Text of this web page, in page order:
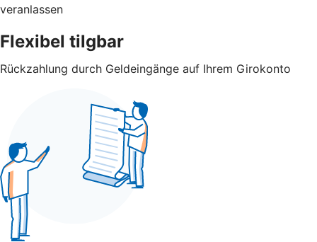
veranlassen
Flexibel tilgbar
Rückzahlung durch Geldeingänge auf Ihrem Girokonto